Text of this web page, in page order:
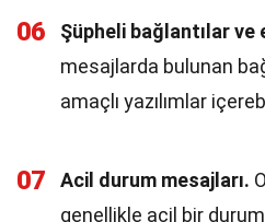
06 Şüpheli bağlantılar ve
mesajlarda bulunan
amaçlı yazılımlar
07 Acil durum mesajları.
genellikle acil bir